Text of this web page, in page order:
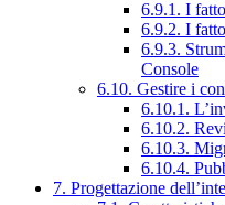
6.9.1. I
6.9.2. I
6.9.3.
Console
6.10. Gestire i
6.10.1.
6.10.2.
6.10.3.
6.10.4.
7. Progettazione